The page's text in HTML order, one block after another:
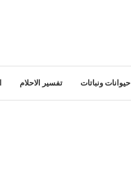
تفسير الاحلام حيوانات ونباتات